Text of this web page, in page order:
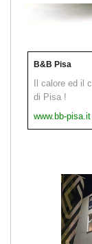
B&B Pisa
Il calore ed il
di Pisa !
www.bb-pisa.it